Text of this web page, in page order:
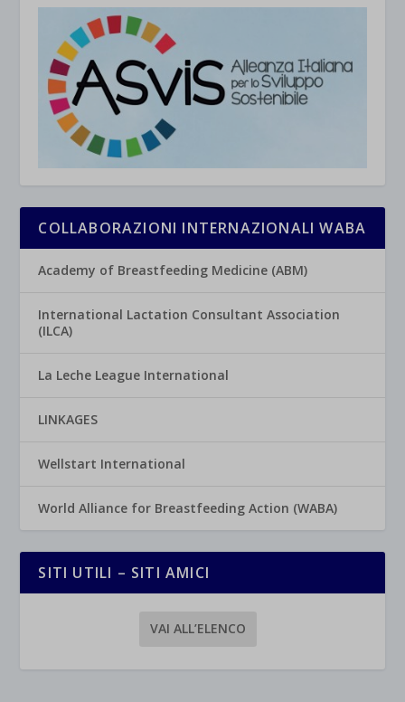
COLLABORAZIONI INTERNAZIONALI WABA
Academy of Breastfeeding Medicine (ABM)
International Lactation Consultant Association
(ILCA)
La Leche League International
LINKAGES
Wellstart International
World Alliance for Breastfeeding Action (WABA)
SITI UTILI – SITI AMICI
VAI ALL’ELENCO